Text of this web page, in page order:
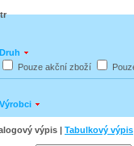
Druh
Pouze akční zboží
Výrobci
výpis | Tabulkový výpis